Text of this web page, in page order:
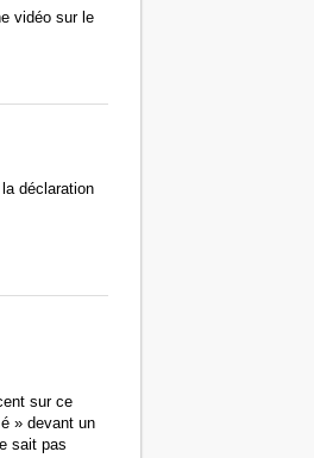
vidéo sur le
déclaration
sur ce
» devant un
sait pas